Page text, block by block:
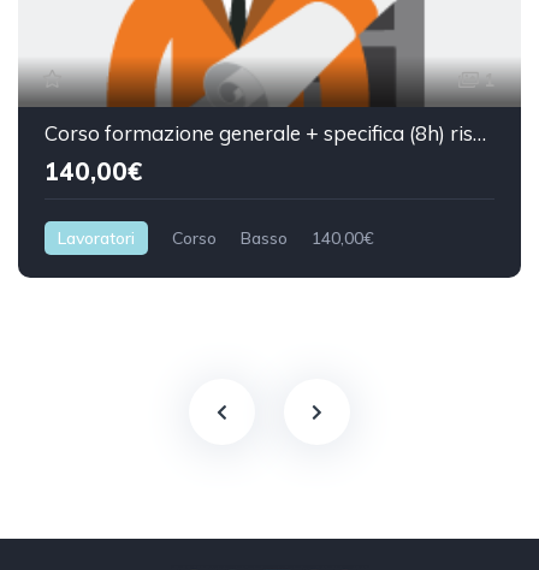
1
Corso formazione generale + specifica (8h) rischio basso.
140,00€
Lavoratori Corso Basso 140,00€